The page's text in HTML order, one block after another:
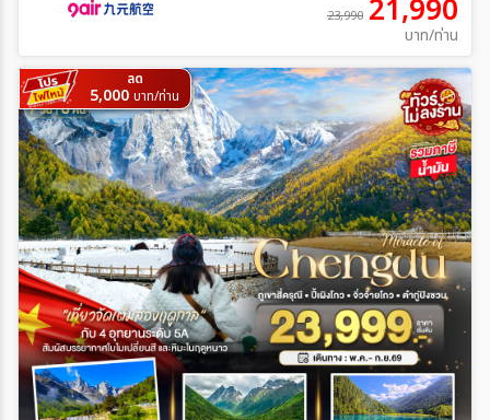
23,990 21,990
บาท/ท่าน
ลด
5,000 บาท/ท่าน